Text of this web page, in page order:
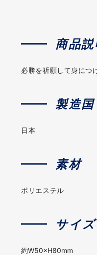
商品
必勝を祈願して身につ
製造国
日本
素材
ポリエステル
サイズ
約W50×H80mm